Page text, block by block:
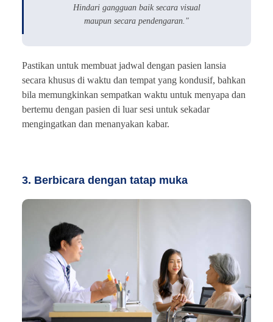
Hindari gangguan baik secara visual
maupun secara pendengaran."
Pastikan untuk membuat jadwal dengan pasien lansia
secara khusus di waktu dan tempat yang kondusif, bahkan
bila memungkinkan sempatkan waktu untuk menyapa dan
bertemu dengan pasien di luar sesi untuk sekadar
mengingatkan dan menanyakan kabar.
3. Berbicara dengan tatap muka